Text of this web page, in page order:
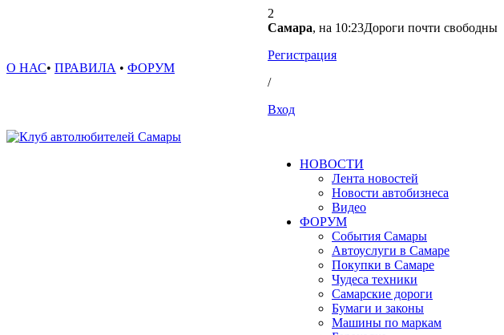
О НАС• ПРАВИЛА • ФОРУМ
2
Самара, на 10:23Дороги почти свободны
Регистрация
/
Вход
НОВОСТИ
Лента новостей
Новости автобизнеса
Видео
ФОРУМ
События Самары
Автоуслуги в Самаре
Покупки в Самаре
Чудеса техники
Самарские дороги
Бумаги и законы
Машины по маркам